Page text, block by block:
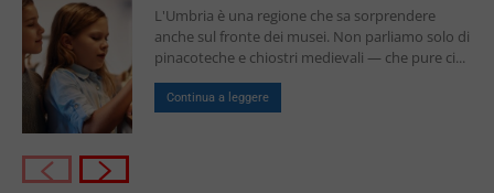
L'Umbria è una regione che sa sorprendere
anche sul fronte dei musei. Non parliamo solo di
pinacoteche e chiostri medievali — che pure ci...
Continua a leggere